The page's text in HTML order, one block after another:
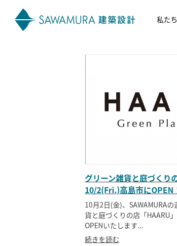
私た
グリーン雑貨と庭づくり
10/2(Fri.)高島市にOPEN
10月2日(金)、SAWAMURA
貨と庭づくりの店「HAARU
OPENいたします...
続きを読む